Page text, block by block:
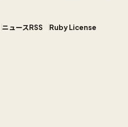
ニュースRSS Ruby License